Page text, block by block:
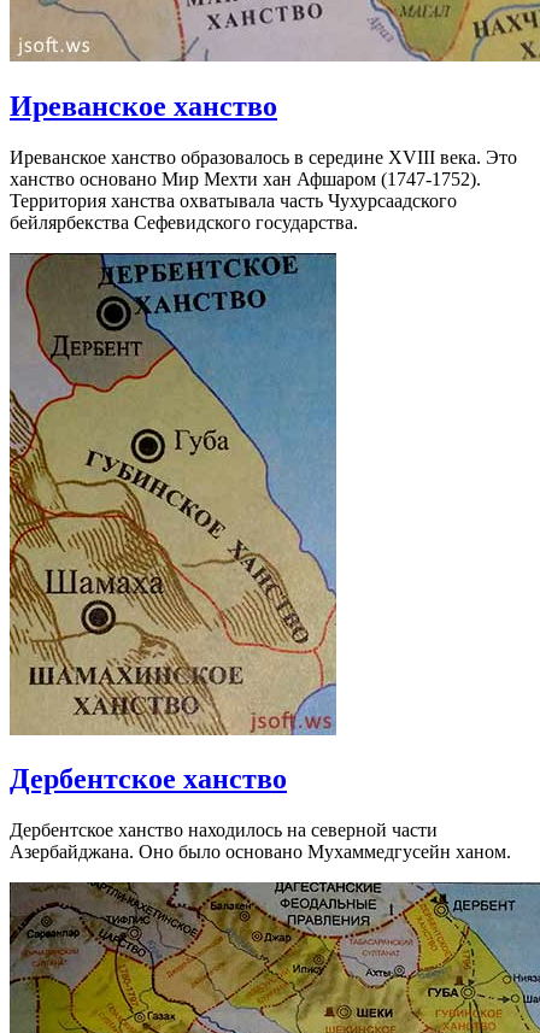
Иреванское ханство
Иреванское ханство образовалось в середине XVIII века. Это
ханство основано Мир Мехти хан Афшаром (1747-1752).
Территория ханства охватывала часть Чухурсаадского
бейлярбекства Сефевидского государства.
Дербентское ханство
Дербентское ханство находилось на северной части
Азербайджана. Оно было основано Мухаммедгусейн ханом.